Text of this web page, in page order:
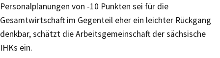
Personalplanungen von -10 Punkten sei für die
Gesamtwirtschaft im Gegenteil eher ein leichter Rückgang
denkbar, schätzt die Arbeitsgemeinschaft der sächsische
IHKs ein.